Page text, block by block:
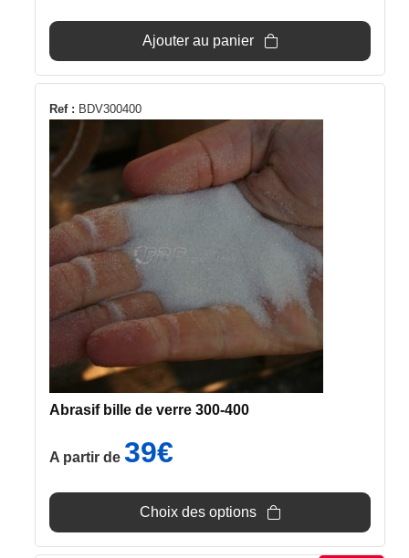
est :
Ajouter au panier
Ref : BDV300400
Abrasif bille de verre 300-400
A partir de 39€
Choix des options
Ce
produit
a
plusieurs
variations.
Les
options
peuvent
être
choisies
sur
page
du
produit